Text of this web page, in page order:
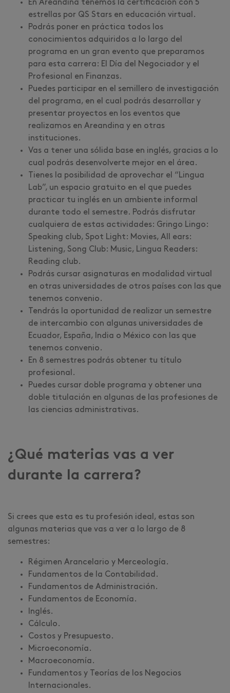
En Areandina tenemos la certificación con 5
estrellas por QS Stars en educación virtual.
Podrás poner en práctica todos los
conocimientos adquiridos a lo largo del
programa en un gran evento que preparamos
para esta carrera: El Día del Negociador y el
Profesional en Finanzas.
Puedes participar en el semillero de investigación
del programa, en el cual podrás desarrollar y
presentar proyectos en los eventos que
realizamos en Areandina y en otras
instituciones.
Vas a tener una sólida base en inglés, gracias a lo
cual podrás desenvolverte mejor en el área.
Tienes la posibilidad de aprovechar el “Lingua
Lab”, un espacio gratuito en el que puedes
practicar tu inglés en un ambiente informal
durante todo el semestre. Podrás disfrutar
cualquiera de estas actividades: Gringo Lingo:
Speaking club, Spot Light: Movies, All ears:
Listening, Song Club: Music, Lingua Readers:
Reading club.
Podrás cursar asignaturas en modalidad virtual
en otras universidades de otros países con las que
tenemos convenio.
Tendrás la oportunidad de realizar un semestre
de intercambio con algunas universidades de
Ecuador, España, India o México con las que
tenemos convenio.
En 8 semestres podrás obtener tu título
profesional.
Puedes cursar doble programa y obtener una
doble titulación en algunas de las profesiones de
las ciencias administrativas.
¿Qué materias vas a ver
durante la carrera?
Si crees que esta es tu profesión ideal, estas son
algunas materias que vas a ver a lo largo de 8
semestres:
Régimen Arancelario y Merceología.
Fundamentos de la Contabilidad.
Fundamentos de Administración.
Fundamentos de Economía.
Inglés.
Cálculo.
Costos y Presupuesto.
Microeconomía.
Macroeconomía.
Fundamentos y Teorías de los Negocios
Internacionales.